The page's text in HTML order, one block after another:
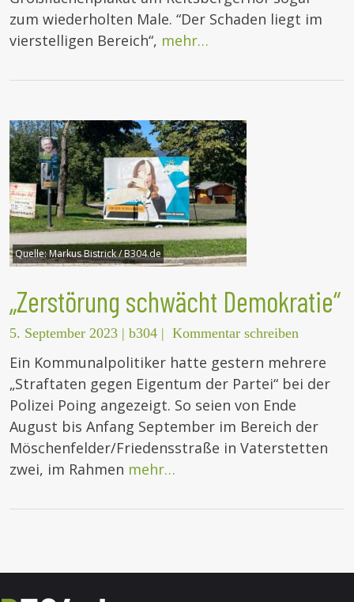
zum wiederholten Male. “Der Schaden liegt im
vierstelligen Bereich“, mehr…
Quelle:Markus Bistrick / B304.de
„Zerstörung schwächt Demokratie“
5. September 2023 | b304 | Kommentar schreiben
Ein Kommunalpolitiker hatte gestern mehrere
„Straftaten gegen Eigentum der Partei“ bei der
Polizei Poing angezeigt. So seien von Ende
August bis Anfang September im Bereich der
Möschenfelder/Friedensstraße in Vaterstetten
zwei, im Rahmen mehr…